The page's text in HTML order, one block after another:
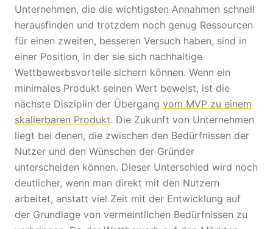
Unternehmen, die die wichtigsten Annahmen schnell
herausfinden und trotzdem noch genug Ressourcen
für einen zweiten, besseren Versuch haben, sind in
einer Position, in der sie sich nachhaltige
Wettbewerbsvorteile sichern können. Wenn ein
minimales Produkt seinen Wert beweist, ist die
nächste Disziplin der Übergang vom MVP zu einem
skalierbaren Produkt. Die Zukunft von Unternehmen
liegt bei denen, die zwischen den Bedürfnissen der
Nutzer und den Wünschen der Gründer
unterscheiden können. Dieser Unterschied wird noch
deutlicher, wenn man direkt mit den Nutzern
arbeitet, anstatt viel Zeit mit der Entwicklung auf
der Grundlage von vermeintlichen Bedürfnissen zu